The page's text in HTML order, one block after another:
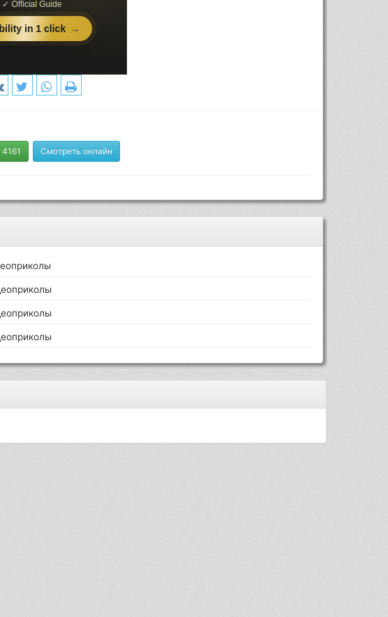
Смотреть онлайн